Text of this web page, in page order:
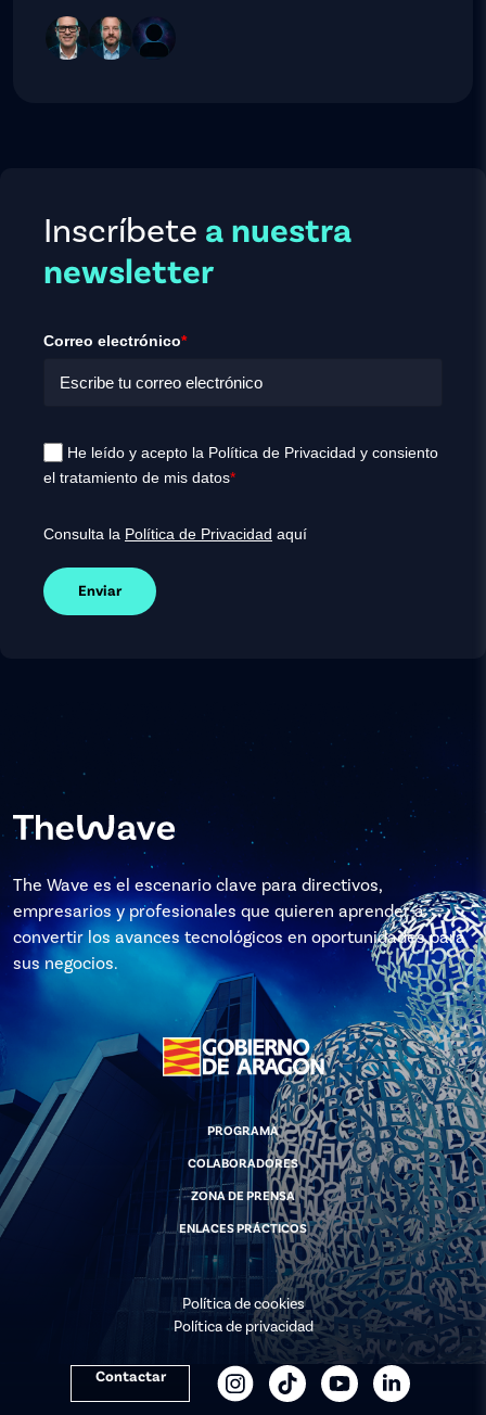
Inscríbete a nuestra
newsletter
Correo electrónico*
He leído y acepto la Política de Privacidad y consiento
el tratamiento de mis datos*
Consulta la Política de Privacidad aquí
Enviar
The Wave es el escenario clave para directivos,
empresarios y profesionales que quieren aprender a
convertir los avances tecnológicos en oportunidades para
sus negocios.
PROGRAMA
COLABORADORES
ZONA DE PRENSA
ENLACES PRÁCTICOS
Política de cookies
Política de privacidad
Contactar